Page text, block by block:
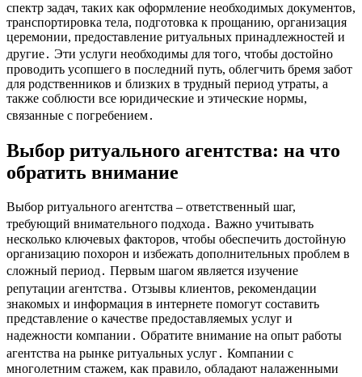
спектр задач, таких как оформление необходимых документов,
транспортировка тела, подготовка к прощанию, организация
церемонии, предоставление ритуальных принадлежностей и
другие․ Эти услуги необходимы для того, чтобы достойно
проводить усопшего в последний путь, облегчить бремя забот
для родственников и близких в трудный период утраты, а
также соблюсти все юридические и этические нормы,
связанные с погребением․
Выбор ритуального агентства: на что
обратить внимание
Выбор ритуального агентства – ответственный шаг,
требующий внимательного подхода․ Важно учитывать
несколько ключевых факторов, чтобы обеспечить достойную
организацию похорон и избежать дополнительных проблем в
сложный период․ Первым шагом является изучение
репутации агентства․ Отзывы клиентов, рекомендации
знакомых и информация в интернете помогут составить
представление о качестве предоставляемых услуг и
надежности компании․ Обратите внимание на опыт работы
агентства на рынке ритуальных услуг․ Компании с
многолетним стажем, как правило, обладают налаженными